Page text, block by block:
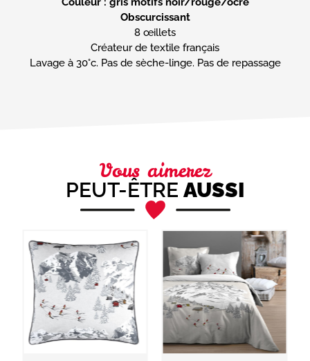
Obscurcissant
8 œillets
Créateur de textile français
Lavage à 30°c. Pas de sèche-linge. Pas de repassage
Vous aimerez
PEUT-ÊTRE AUSSI